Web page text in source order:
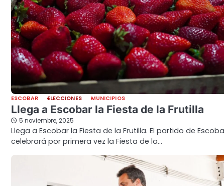
ESCOBAR ELECCIONES MUNICIPIOS
Llega a Escobar la Fiesta de la Frutilla
5 noviembre, 2025
Llega a Escobar la Fiesta de la Frutilla. El partido de
celebrará por primera vez la Fiesta de la…